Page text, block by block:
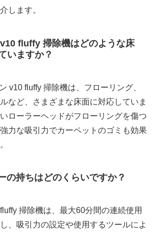
します。
fluffy 掃除機はどのような床
いますか？
v10 fluffy 掃除機は、フローリング、
など、さまざまな床面に対応していま
ローラーヘッドがフローリングを傷つ
力な吸引力でカーペットのゴミも効果
の持ちはどのくらいですか？
掃除機は、最大60分間の連続使用
、吸引力の設定や使用するツールによ